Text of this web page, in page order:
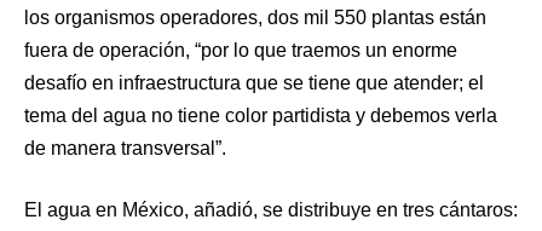
los organismos operadores, dos mil 550 plantas están
fuera de operación, “por lo que traemos un enorme
desafío en infraestructura que se tiene que atender; el
tema del agua no tiene color partidista y debemos verla
de manera transversal”.
El agua en México, añadió, se distribuye en tres cántaros: